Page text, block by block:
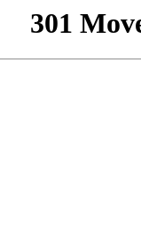
301